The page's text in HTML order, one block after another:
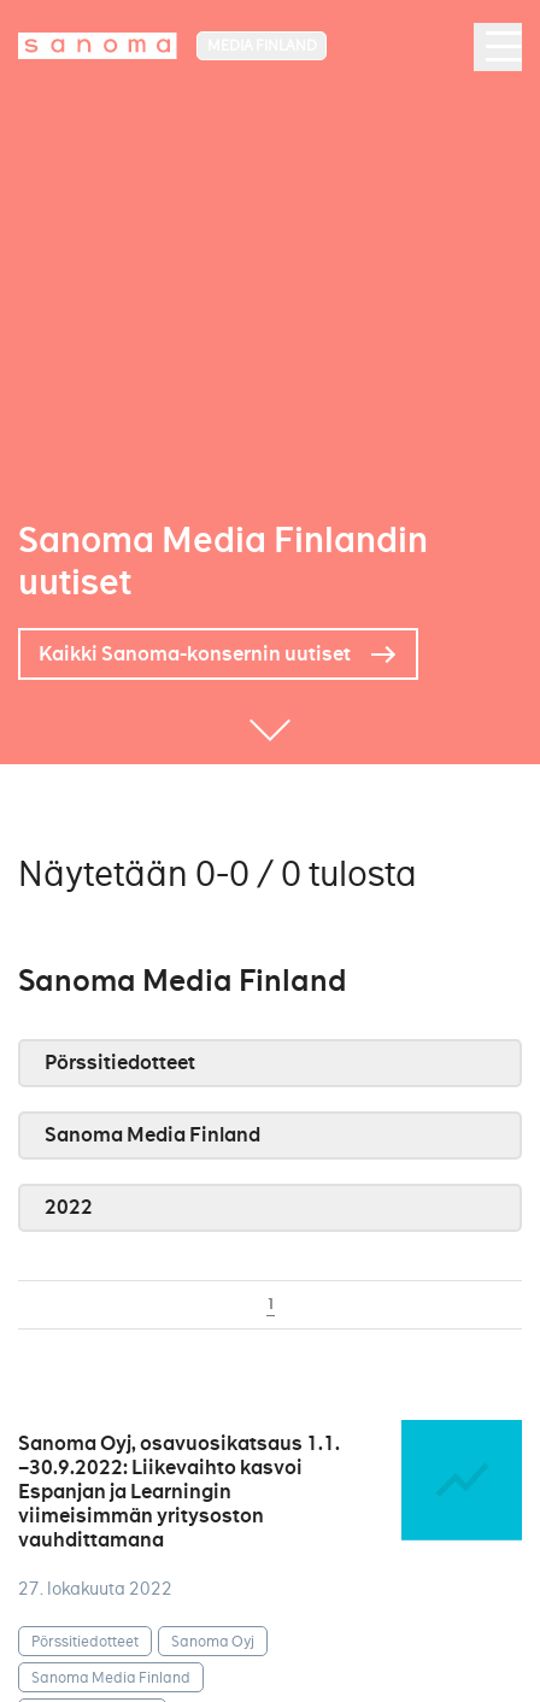
Sanoma Media Finlandin
uutiset
Kaikki Sanoma-konsernin uutiset
Näytetään 0-0 / 0 tulosta
Sanoma Media Finland
Pörssitiedotteet
Sanoma Media Finland
2022
1
Sanoma Oyj, osavuosikatsaus 1.1.
–30.9.2022: Liikevaihto kasvoi
Espanjan ja Learningin
viimeisimmän yritysoston
vauhdittamana
27. lokakuuta 2022
Pörssitiedotteet
Sanoma Oyj
Sanoma Media Finland